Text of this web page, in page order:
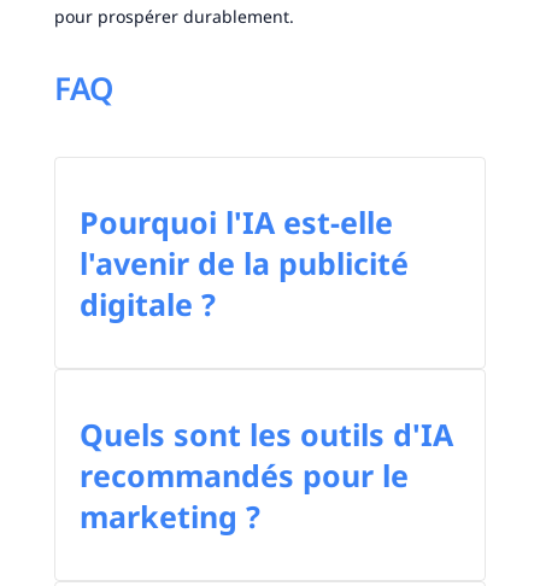
pour prospérer durablement.
FAQ
Pourquoi l'IA est-elle
l'avenir de la publicité
digitale ?
Quels sont les outils d'IA
recommandés pour le
marketing ?